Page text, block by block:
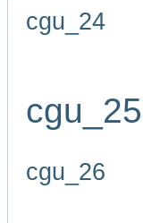
cgu_24
cgu_25
cgu_26